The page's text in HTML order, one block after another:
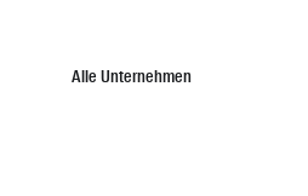
Alle Unternehmen